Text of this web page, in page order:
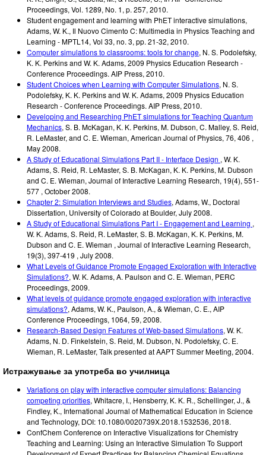
Proceedings, Vol. 1289, No. 1, p. 257, 2010.
Student engagement and learning with PhET interactive simulations,
Adams, W. K., Il Nuovo Cimento C: Multimedia in Physics Teaching and
Learning - MPTL14, Vol 33, no. 3, pp. 21-32, 2010.
Computer simulations to classrooms: tools for change, N. S. Podolefsky,
K. K. Perkins and W. K. Adams, 2009 Physics Education Research -
Conference Proceedings. AIP Press, 2010.
Student Choices when Learning with Computer Simulations, N. S.
Podolefsky, K. K. Perkins and W. K. Adams, 2009 Physics Education
Research - Conference Proceedings. AIP Press, 2010.
Developing and Researching PhET simulations for Teaching Quantum
Mechanics, S. B. McKagan, K. K. Perkins, M. Dubson, C. Malley, S. Reid,
R. LeMaster, and C. E. Wieman, American Journal of Physics, 76, 406 ,
May 2008.
A Study of Educational Simulations Part II - Interface Design , W. K.
Adams, S. Reid, R. LeMaster, S. B. McKagan, K. K. Perkins, M. Dubson
and C. E. Wieman, Journal of Interactive Learning Research, 19(4), 551-
577 , October 2008.
Chapter 2: Simulation Interviews and Studies, Adams, W., Doctoral
Dissertation, University of Colorado at Boulder, July 2008.
A Study of Educational Simulations Part I - Engagement and Learning ,
W. K. Adams, S. Reid, R. LeMaster, S. B. McKagan, K. K. Perkins, M.
Dubson and C. E. Wieman , Journal of Interactive Learning Research,
19(3), 397-419 , July 2008.
What Levels of Guidance Promote Engaged Exploration with Interactive
Simulations?, W. K. Adams, A. Paulson and C. E. Wieman, PERC
Proceedings, 2009.
What levels of guidance promote engaged exploration with interactive
simulations?, Adams, W. K., Paulson, A., & Wieman, C. E., AIP
Conference Proceedings, 1064, 59, 2008.
Research-Based Design Features of Web-based Simulations, W. K.
Adams, N. D. Finkelstein, S. Reid, M. Dubson, N. Podolefsky, C. E.
Wieman, R. LeMaster, Talk presented at AAPT Summer Meeting, 2004.
Истражување за употреба во училница
Variations on play with interactive computer simulations: Balancing
competing priorities, Whitacre, I., Hensberry, K. K. R., Schellinger, J., &
Findley, K., International Journal of Mathematical Education in Science
and Technology, DOI: 10.1080/0020739X.2018.1532536, 2018.
ConfChem Conference on Interactive Visualizations for Chemistry
Teaching and Learning: Using an Interactive Simulation To Support